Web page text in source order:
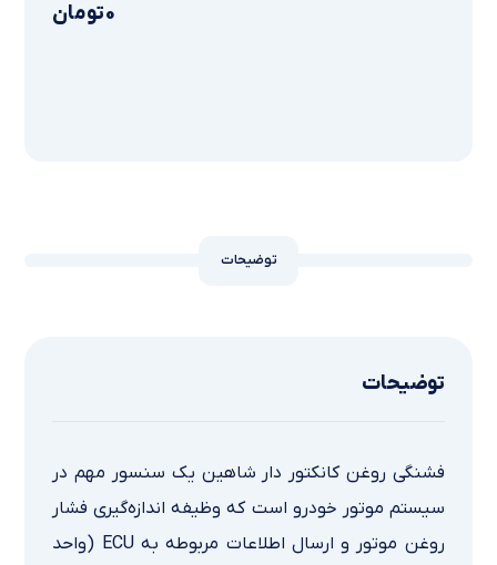
0تومان
توضیحات
توضیحات
فشنگی روغن کانکتور دار شاهین یک سنسور مهم در
سیستم موتور خودرو است که وظیفه اندازه‌گیری فشار
روغن موتور و ارسال اطلاعات مربوطه به ECU (واحد